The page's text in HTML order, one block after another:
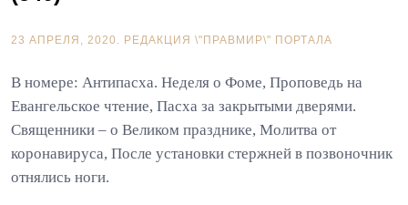
23 АПРЕЛЯ, 2020. РЕДАКЦИЯ \"ПРАВМИР\" ПОРТАЛА
В номере: Антипасха. Неделя о Фоме, Проповедь на
Евангельское чтение, Пасха за закрытыми дверями.
Священники – о Великом празднике, Молитва от
коронавируса, После установки стержней в позвоночник
отнялись ноги.